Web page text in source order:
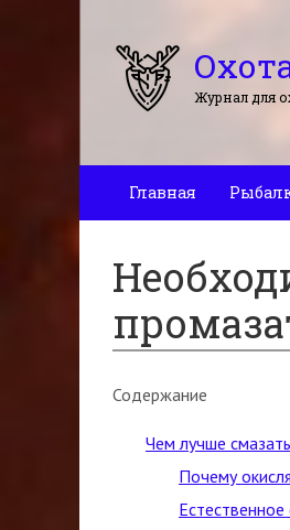
Журнал для
Главная
Содержание
Чем лучше
Почему
Естественное